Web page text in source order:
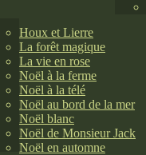
Houx et Lierre
La forêt magique
La vie en rose
Noël à la ferme
Noël à la télé
Noël au bord de la mer
Noël blanc
Noël de Monsieur Jack
Noël en automne